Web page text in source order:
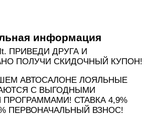
информация
ПРИВЕДИ ДРУГА И
ПОЛУЧИ СКИДОЧНЫЙ КУПОН!
АВТОСАЛОНЕ ЛОЯЛЬНЫЕ
С ВЫГОДНЫМИ
СТАВКА 4,9%
ПЕРВОНАЧАЛЬНЫЙ ВЗНОС!